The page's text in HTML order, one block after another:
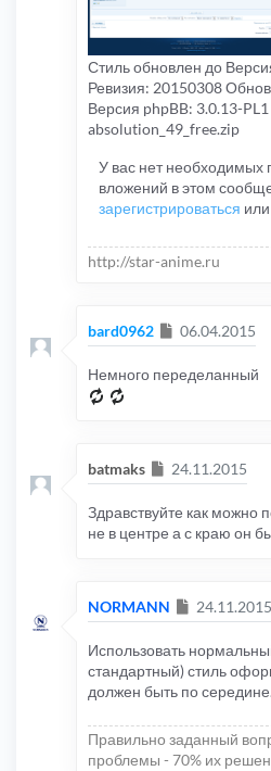
Стиль обновлен до
Ревизия: 20150308
Версия phpBB: 3.0.13-PL1
absolution_49_free.zip
У вас нет необходимых
вложений в этом
зарегистрироваться или
http://star-anime.ru
bard0962 Сообщение
06.04.2015
Немного переделанный
batmaks Сообщение
24.11.2015
Здравствуйте как можно
не в центре а с краю он
NORMANN Сообщение
24.11.2015
Использовать
стандартный) стиль
должен быть по
Правильно заданный
проблемы - 70% их